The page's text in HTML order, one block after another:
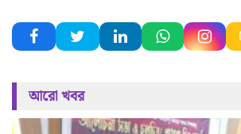
আরো খবর